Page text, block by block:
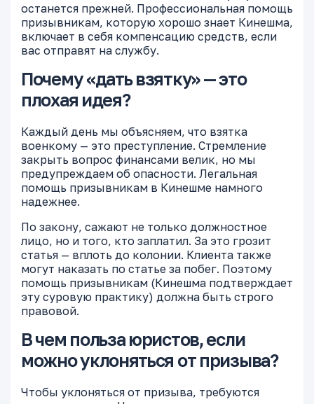
останется прежней. Профессиональная помощь
призывникам, которую хорошо знает Кинешма,
включает в себя компенсацию средств, если
вас отправят на службу.
Почему «дать взятку» — это
плохая идея?
Каждый день мы объясняем, что взятка
военкому — это преступление. Стремление
закрыть вопрос финансами велик, но мы
предупреждаем об опасности. Легальная
помощь призывникам в Кинешме намного
надежнее.
По закону, сажают не только должностное
лицо, но и того, кто заплатил. За это грозит
статья — вплоть до колонии. Клиента также
могут наказать по статье за побег. Поэтому
помощь призывникам (Кинешма подтверждает
эту суровую практику) должна быть строго
правовой.
В чем польза юристов, если
можно уклоняться от призыва?
Чтобы уклоняться от призыва, требуются